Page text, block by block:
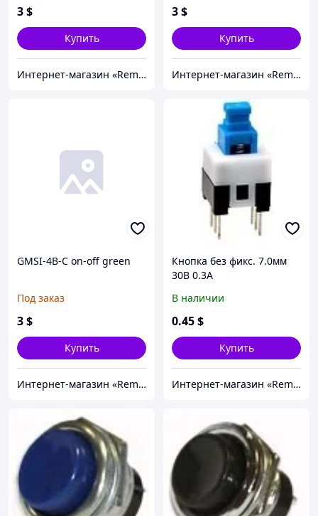
3$
Купить
Интернет-магазин «Rem-elektronik»
3$
Купить
Интернет-магазин «Rem-elektronik»
GMSI-4B-C on-off green
Под заказ
3$
Купить
Интернет-магазин «Rem-elektronik»
Кнопка без фикс. 7.0мм
30В 0.3А
В наличии
0.45$
Купить
Интернет-магазин «Rem-elektronik»